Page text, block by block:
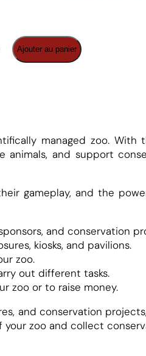
Ajouter au panier
managed zoo.
animals, and support
gameplay, and the
and conservation
kiosks, and pavilions.
zoo.
out different tasks.
zoo or to raise money.
and conservation
zoo and collect